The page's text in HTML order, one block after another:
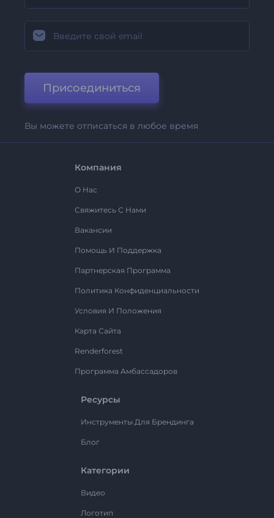
Присоединиться
Вы можете отписаться в любое время
Компания
О Нас
Свяжитесь С Нами
Вакансии
Помощь И Поддержка
Партнерская Программа
Политика Конфиденциальности
Условия И Положения
Карта Сайта
Renderforest
Программа Амбассадоров
Ресурсы
Инструменты Для Брендинга
Блог
Категории
Видео
Логотип